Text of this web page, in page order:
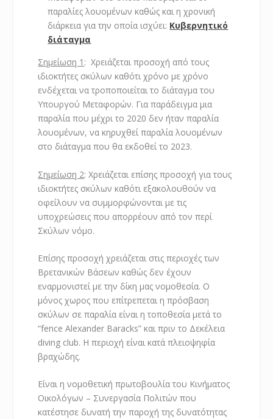
παραλίες λουομένων καθώς και η χρονική
διάρκεια για την οποία ισχύει: Κυβερνητικό
διάταγμα
Σημείωση 1 : Χρειάζεται προσοχή από τους
ιδιοκτήτες σκύλων καθότι χρόνο με χρόνο
ενδέχεται να τροποποιείται το διάταγμα του
Υπουργού Μεταφορών. Για παράδειγμα μια
παραλία που μέχρι το 2020 δεν ήταν παραλία
λουομένων, να κηρυχθεί παραλία λουομένων
στο διάταγμα που θα εκδoθεί το 2023.
Σημείωση 2: Χρειάζεται επίσης προσοχή για τους
ιδιοκτήτες σκύλων καθότι εξακολουθούν να
οφείλουν να συμμορφώνονται με τις
υποχρεώσεις που απορρέουν από τον περί
Σκύλων νόμο.
Επίσης προσοχή χρειάζεται στις περιοχές των
Βρετανικών Βάσεων καθώς δεν έχουν
εναρμονιστεί με την δίκη μας νομοθεσία. Ο
μόνος χωρος που επίτρεπεται η πρόσβαση
σκύλων σε παραλία είναι η τοποθεσία μετά το
“fence Alexander Baracks” και πριν το Δεκέλεια
diving club. Η περιοχή είναι κατά πλειοψηφία
βραχώδης.
Είναι η νομοθετική πρωτοβουλία του Κινήματος
Οικολόγων – Συνεργασία Πολιτών που
κατέστησε δυνατή την παροχή της δυνατότητας